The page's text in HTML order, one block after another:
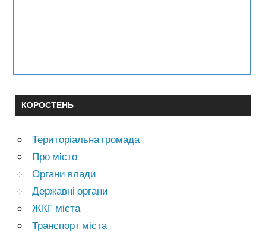
КОРОСТЕНЬ
Територіальна громада
Про місто
Органи влади
Державні органи
ЖКГ міста
Транспорт міста